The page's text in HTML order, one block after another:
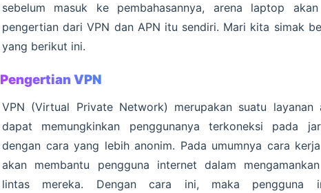
sebelum masuk ke pembahasannya, arena laptop akan
pengertian dari VPN dan APN itu sendiri. Mari kita simak
yang berikut ini.
Pengertian VPN
VPN (Virtual Private Network) merupakan suatu layanan
dapat memungkinkan penggunanya terkoneksi pada
dengan cara yang lebih anonim. Pada umumnya cara
akan membantu pengguna internet dalam
lintas mereka. Dengan cara ini, maka pengguna